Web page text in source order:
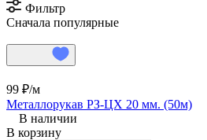
Фильтр
Сначала популярные
99 ₽/м
Металлорукав РЗ-ЦХ 20 мм. (50м)
В наличии
В корзину